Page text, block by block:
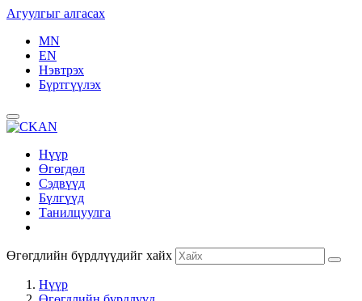
Агуулгыг алгасах
MN
EN
Нэвтрэх
Бүртгүүлэх
Нүүр
Өгөгдөл
Сэдвүүд
Бүлгүүд
Танилцуулга
Өгөгдлийн бүрдлүүдийг хайх
Нүүр